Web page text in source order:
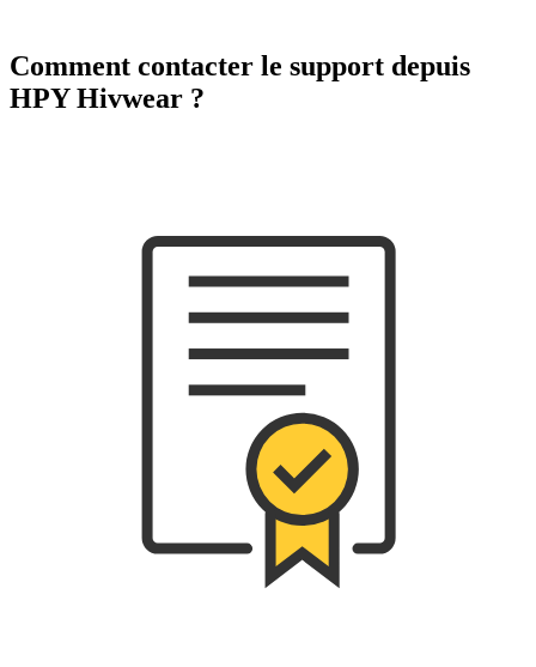
Comment contacter le support depuis
HPY Hivwear ?